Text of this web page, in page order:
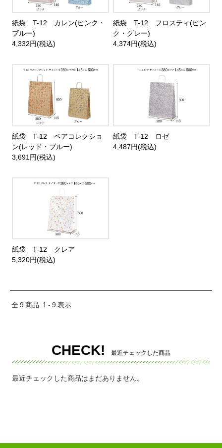
紙袋 T-12 カレン(ピンク・
ブルー)
4,332円(税込)
紙袋 T-12 フロスティ(ピン
ク・グレー)
4,374円(税込)
紙袋 T-12 ベアコレクショ
ン(レッド・ブルー)
3,691円(税込)
紙袋 T-12 ロゼ
4,487円(税込)
紙袋 T-12 クレア
5,320円(税込)
全9 商品 1 - 9 表示
CHECK! 最近チェックした商品
最近チェックした商品はまだありません。